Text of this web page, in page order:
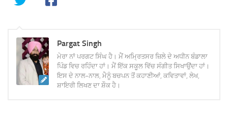
Pargat Singh
ਮੇਰਾ ਨਾਂ ਪਰਗਟ ਸਿੰਘ ਹੈ। ਮੈਂ ਅਮ੍ਰਿਤਸਰ ਜ਼ਿਲੇ ਦੇ ਅਧੀਨ ਬੰਡਾਲਾ
ਪਿੰਡ ਵਿਚ ਰਹਿੰਦਾ ਹਾਂ। ਮੈਂ ਇੱਕ ਸਕੂਲ ਵਿੱਚ ਸੰਗੀਤ ਸਿਖਾਉਂਦਾ ਹਾਂ।
ਇਸ ਦੇ ਨਾਲ-ਨਾਲ, ਮੈਨੂੰ ਬਚਪਨ ਤੋਂ ਕਹਾਣੀਆਂ, ਕਵਿਤਾਵਾਂ, ਲੇਖ,
ਸ਼ਾਇਰੀ ਲਿਖਣ ਦਾ ਸ਼ੌਕ ਹੈ।